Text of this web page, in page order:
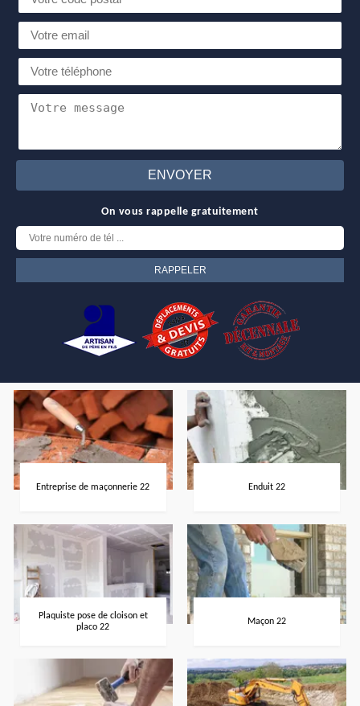
On vous rappelle gratuitement
Entreprise de maçonnerie 22 Enduit 22
Plaquiste pose de cloison et
placo 22
Maçon 22